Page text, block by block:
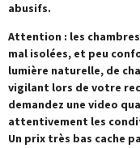
abusifs.
Attention : les
mal isolées, et peu
lumière naturelle, de
vigilant lors de votre
demandez une video
attentivement les
Un prix très bas cache